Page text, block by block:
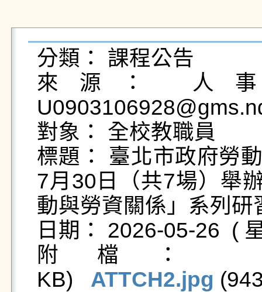
分類： 課程公告
來源： 人
對象： 全校教職員
標題： 臺北市政府勞
7月30日（共7場）舉
動與勞資關係」系列研
日期： 2026-05-26  (
附檔：
KB) ATTCH2.jpg